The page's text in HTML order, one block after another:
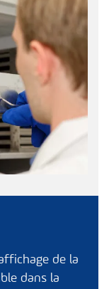
de la
dans la